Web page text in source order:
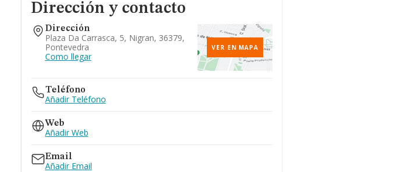
Dirección y contacto
Dirección
Plaza Da Carrasca, 5, Nigran, 36379,
Pontevedra
Como llegar
VER EN MAPA
Teléfono
Añadir Teléfono
Web
Añadir Web
Email
Añadir Email